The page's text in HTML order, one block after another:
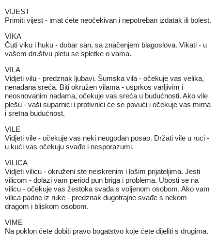
VIJEST
Primiti vijest - imat ćete neočekivan i nepotreban izdatak ili bolest.
VIKA
Čuti viku i huku - dobar san, sa značenjem blagoslova. Vikati - u
vašem društvu pletu se spletke o vama.
VILA
Vidjeti vilu - predznak ljubavi. Šumska vila - očekuje vas velika,
nenadana sreća. Biti okružen vilama - usprkos varljivim i
neosnovanim nadama, očekuje vas sreća u budućnosti. Ako vile
plešu - vaši suparnici i protivnici će se povući i očekuje vas mirna
i sretna budućnost.
VILE
Vidjeti vile - očekuje vas neki neugodan posao. Držati vile u ruci -
u kući vas očekuju svađe i nesporazumi.
VILICA
Vidjeti vilicu - okruženi ste neiskrenim i lošim prijateljima. Jesti
vilicom - dolazi vam period pun briga i problema. Ubosti se na
vilicu - očekuje vas žestoka svađa s voljenom osobom. Ako vam
vilica padne iz ruke - predznak dugotrajne svađe s nekom
dragom i bliskom osobom.
VIME
Na poklon ćete dobiti pravo bogatstvo koje ćete dijeliti s drugima.